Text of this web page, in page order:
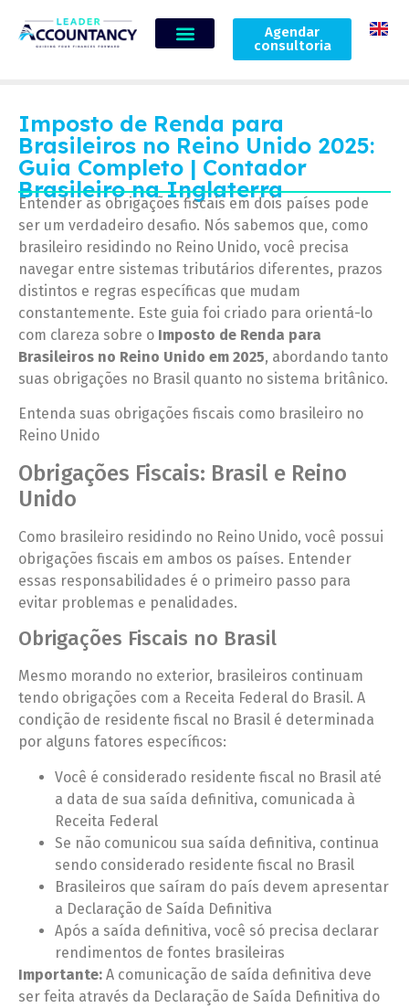
Agendar
consultoria
Imposto de Renda para
Brasileiros no Reino Unido 2025:
Guia Completo | Contador
Brasileiro na Inglaterra
Entender as obrigações fiscais em dois países pode
ser um verdadeiro desafio. Nós sabemos que, como
brasileiro residindo no Reino Unido, você precisa
navegar entre sistemas tributários diferentes, prazos
distintos e regras específicas que mudam
constantemente. Este guia foi criado para orientá-lo
com clareza sobre o Imposto de Renda para
Brasileiros no Reino Unido em 2025, abordando tanto
suas obrigações no Brasil quanto no sistema britânico.
Entenda suas obrigações fiscais como brasileiro no
Reino Unido
Obrigações Fiscais: Brasil e Reino
Unido
Como brasileiro residindo no Reino Unido, você possui
obrigações fiscais em ambos os países. Entender
essas responsabilidades é o primeiro passo para
evitar problemas e penalidades.
Obrigações Fiscais no Brasil
Mesmo morando no exterior, brasileiros continuam
tendo obrigações com a Receita Federal do Brasil. A
condição de residente fiscal no Brasil é determinada
por alguns fatores específicos:
Você é considerado residente fiscal no Brasil até
a data de sua saída definitiva, comunicada à
Receita Federal
Se não comunicou sua saída definitiva, continua
sendo considerado residente fiscal no Brasil
Brasileiros que saíram do país devem apresentar
a Declaração de Saída Definitiva
Após a saída definitiva, você só precisa declarar
rendimentos de fontes brasileiras
Importante: A comunicação de saída definitiva deve
ser feita através da Declaração de Saída Definitiva do